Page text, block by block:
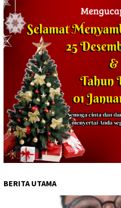
BERITA UTAMA